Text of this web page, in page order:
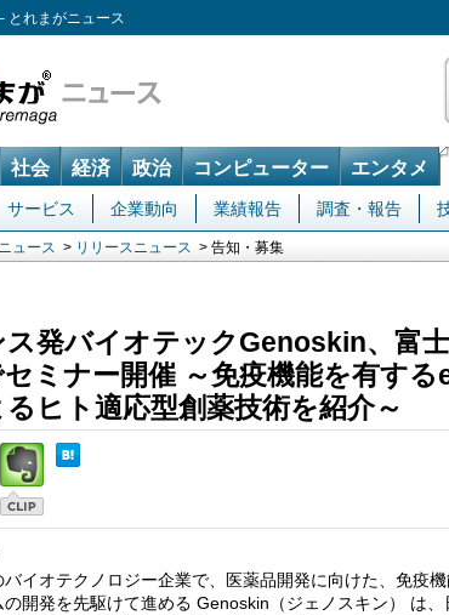
とれまがニュース
社会 経済 政治 コンピューター エンタメ
サービス 企業動向 業績報告 調査・報告
ニュース > リリースニュース > 告知・募集
ス発バイオテックGenoskin、富
ミナー開催 ～免疫機能を有す
ヒト適応型創薬技術を紹介～
バイオテクノロジー企業で、医薬品開発に向けた、免疫
の開発を先駆けて進める Genoskin（ジェノスキン） は